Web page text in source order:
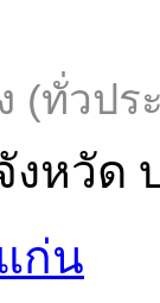
(ทั่วปร
งหวัด
ก่น